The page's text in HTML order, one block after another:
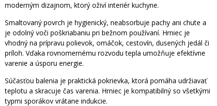
moderným dizajnom, ktorý oživí interiér kuchyne.
Smaltovaný povrch je hygienický, neabsorbuje pachy ani chute a
je odolný voči poškriabaniu pri bežnom používaní. Hrniec je
vhodný na prípravu polievok, omáčok, cestovín, dusených jedál či
príloh. Vďaka rovnomernému rozvodu tepla umožňuje efektívne
varenie a úsporu energie.
Súčasťou balenia je praktická pokrievka, ktorá pomáha udržiavať
teplotu a skracuje čas varenia. Hrniec je kompatibilný so všetkými
typmi sporákov vrátane indukcie.